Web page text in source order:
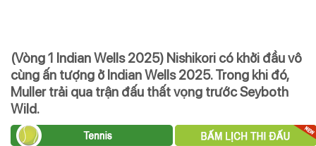
(Vòng 1 Indian Wells 2025) Nishikori có khởi đầu vô
cùng ấn tượng ở Indian Wells 2025. Trong khi đó,
Muller trải qua trận đấu thất vọng trước Seyboth
Wild.